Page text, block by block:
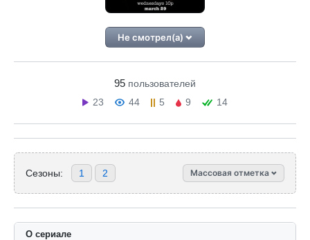
Не смотрел(а)
95 пользователей
23
44 5 9 14
Сезоны: 1 2 Массовая отметка
О сериале